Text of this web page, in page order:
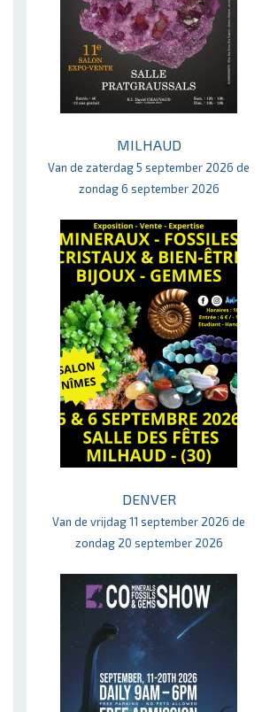
MILHAUD
Van de zaterdag 5 september 2026 de
zondag 6 september 2026
DENVER
Van de vrijdag 11 september 2026 de
zondag 20 september 2026